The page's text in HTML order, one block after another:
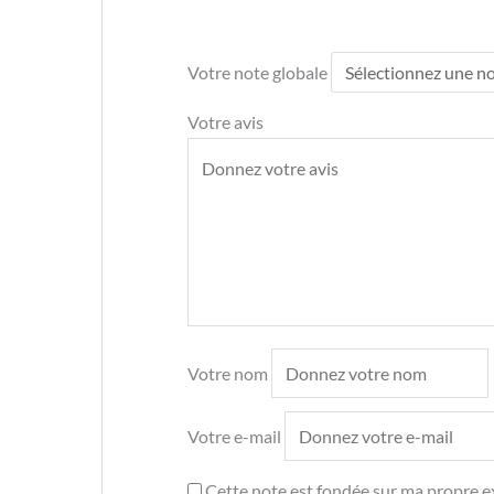
Votre note globale
Votre avis
Votre nom
Votre e-mail
Cette note est fondée sur ma propre